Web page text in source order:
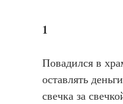
1
Повадился в
оставлять
свечка за